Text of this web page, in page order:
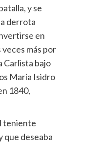
y se
derrota
en
más por
Carlista bajo
María Isidro
1840,
teniente
que deseaba